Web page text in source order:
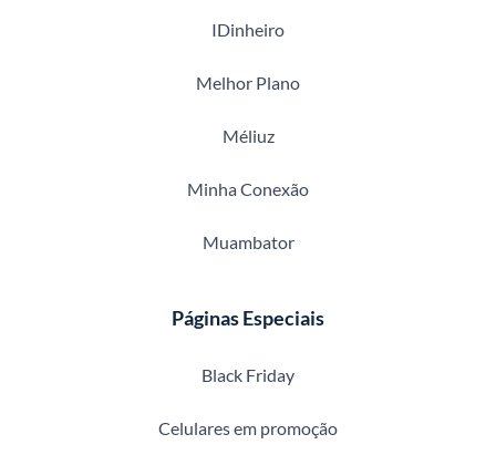
IDinheiro
Melhor Plano
Méliuz
Minha Conexão
Muambator
Páginas Especiais
Black Friday
Celulares em promoção